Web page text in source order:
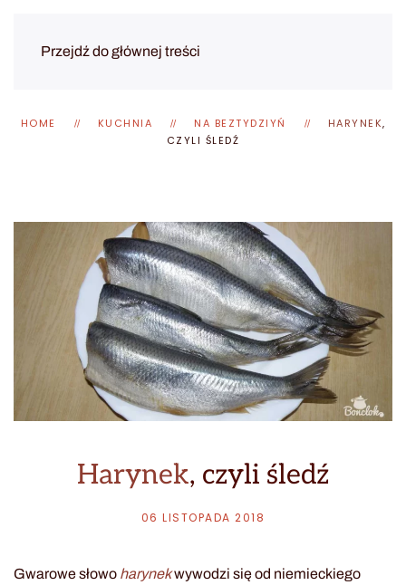
Przejdź do głównej treści
HOME KUCHNIA NA BEZTYDZIYŃ HARYNEK,
CZYLI ŚLEDŹ
Harynek, czyli śledź
06 LISTOPADA 2018
Gwarowe słowo harynekwywodzi się od niemieckiego